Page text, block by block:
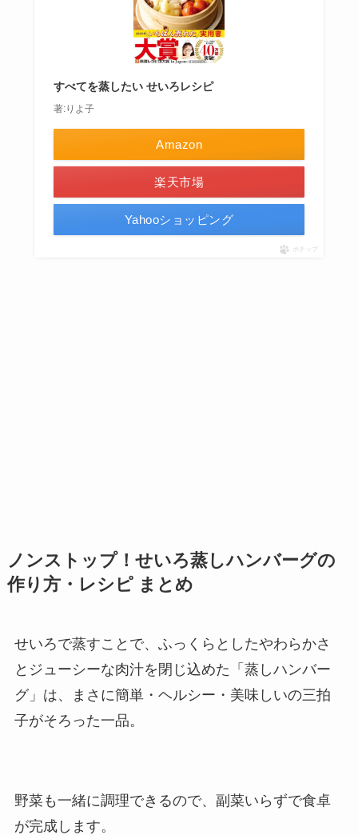
すべてを蒸したい せいろレシピ
著:りよ子
Amazon
楽天市場
Yahooショッピング
ポチップ
ノンストップ！せいろ蒸しハンバーグの
作り方・レシピ まとめ
せいろで蒸すことで、ふっくらとしたやわらかさ
とジューシーな肉汁を閉じ込めた「蒸しハンバー
グ」は、まさに簡単・ヘルシー・美味しいの三拍
子がそろった一品。
野菜も一緒に調理できるので、副菜いらずで食卓
が完成します。